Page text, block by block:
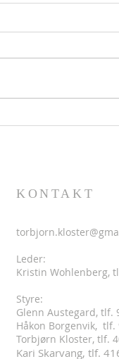
KONTAKT
Leder:
Kristin Wohlenberg,
Styre:
Glenn Austegard, tlf.
Håkon Borgenvik, tlf.
Torbjørn Kloster, tlf.
Kari Skarvang, tlf.